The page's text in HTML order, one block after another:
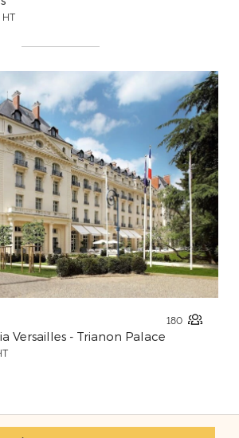
180
Versailles - Trianon Palace